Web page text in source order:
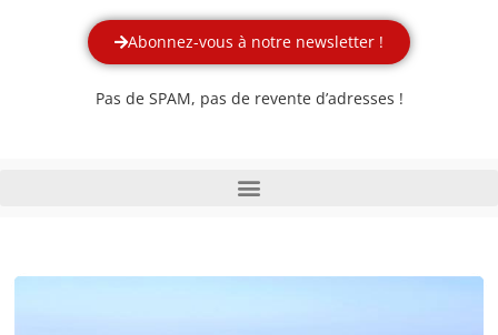
Abonnez-vous à notre newsletter !
Pas de SPAM, pas de revente d’adresses !